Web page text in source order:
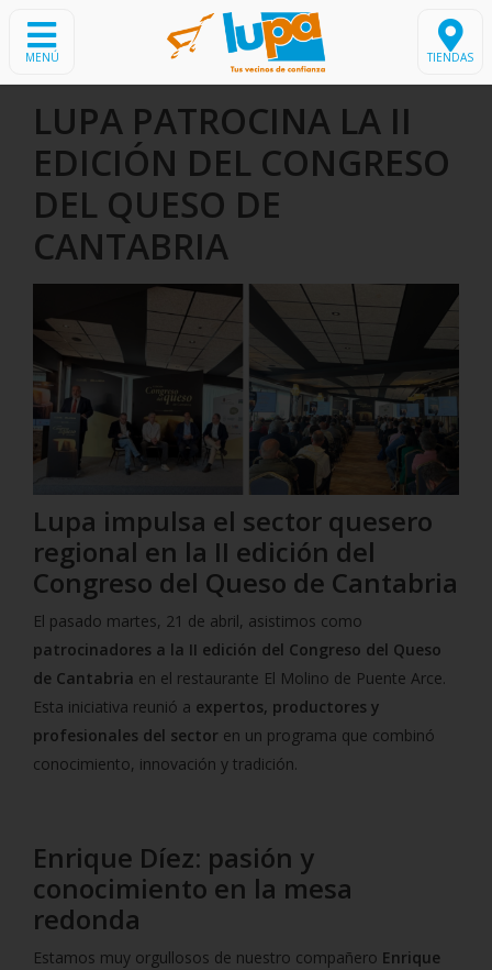
MENÚ TIENDAS
LUPA PATROCINA LA II
EDICIÓN DEL CONGRESO
DEL QUESO DE
CANTABRIA
Lupa impulsa el sector quesero
regional en la II edición del
Congreso del Queso de Cantabria
El pasado martes, 21 de abril, asistimos como
patrocinadores a la II edición del Congreso del Queso
de Cantabria en el restaurante El Molino de Puente Arce.
Esta iniciativa reunió a expertos, productores y
profesionales del sector en un programa que combinó
conocimiento, innovación y tradición.
Enrique Díez: pasión y
conocimiento en la mesa
redonda
Estamos muy orgullosos de nuestro compañero Enrique